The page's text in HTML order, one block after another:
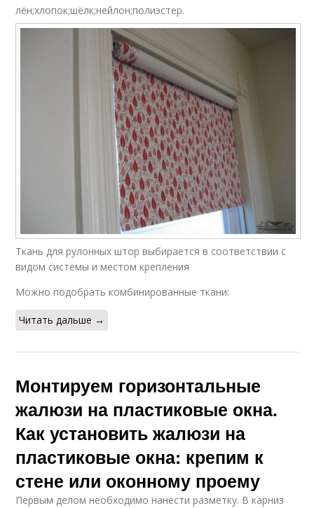
лён;хлопок;шёлк;нейлон;полиэстер.
Ткань для рулонных штор выбирается в соответствии с
видом системы и местом крепления
Можно подобрать комбинированные ткани:
Читать дальше →
Монтируем горизонтальные
жалюзи на пластиковые окна.
Как установить жалюзи на
пластиковые окна: крепим к
стене или оконному проему
Первым делом необходимо нанести разметку. В карниз